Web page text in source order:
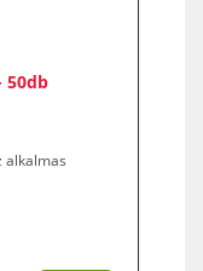
50db
alkalmas